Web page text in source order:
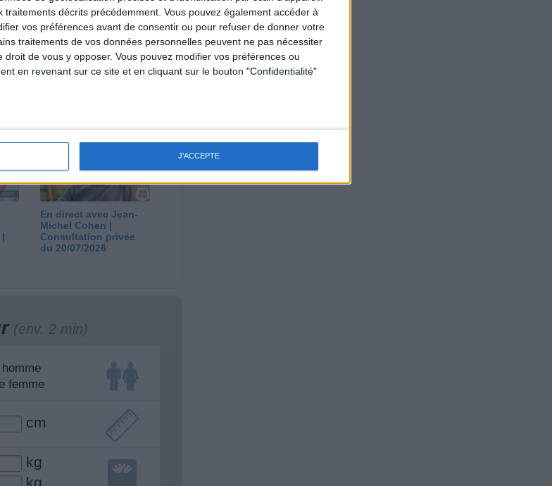
traitements décrits précédemment. Vous pouvez également accéder à
vos préférences avant de consentir ou pour refuser de donner votre
traitements de vos données personnelles peuvent ne pas nécessiter
de vous y opposer. Vous pouvez modifier vos préférences ou
en revenant sur ce site et en cliquant sur le bouton "Confidentialité"
J'ACCEPTE
diététique du
29/07/2026
En direct avec Jean-
Michel Cohen |
Consultation privée
du 20/07/2026
(env. 2 min)
homme
femme
cm
kg
kg